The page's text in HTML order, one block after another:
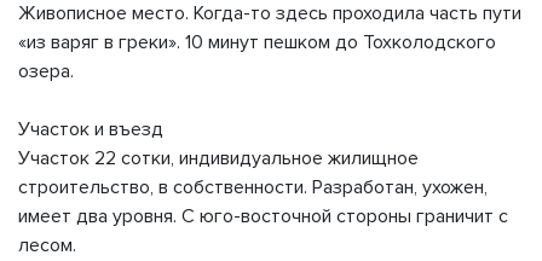
Живописное место. Когда-то здесь проходила часть пути
«из варяг в греки». 10 минут пешком до Тохколодского
озера.
Участок и въезд
Участок 22 сотки, индивидуальное жилищное
строительство, в собственности. Разработан, ухожен,
имеет два уровня. С юго-восточной стороны граничит с
лесом.